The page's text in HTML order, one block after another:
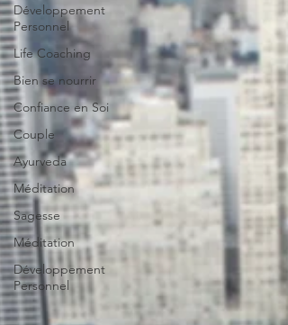
Développement
Personnel
Life Coaching
Bien se nourrir
Confiance en Soi
Couple
Ayurveda
Méditation
Sagesse
Méditation
Développement
Personnel